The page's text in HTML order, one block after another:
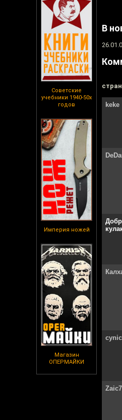
Советские
учебники 1940-50х
годов
Империя ножей
Магазин
ОПЕРМАЙКИ
В
keke